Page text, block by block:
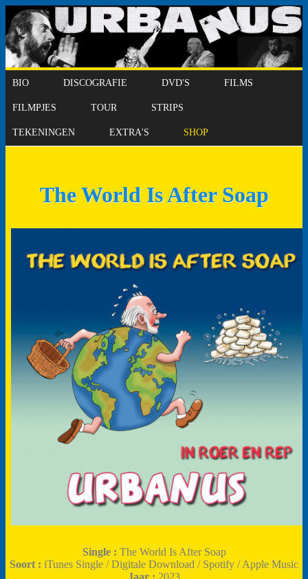
BIO DISCOGRAFIE DVD'S FILMS
FILMPJES TOUR STRIPS
TEKENINGEN EXTRA'S SHOP
The World Is After Soap
Single : The World Is After Soap
Soort : iTunes Single / Digitale Download / Spotify / Apple Music
Jaar : 2023